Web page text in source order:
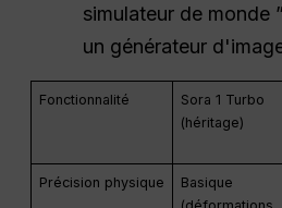
simulateur de monde
un générateur
Fonctionnalité
Sora 1 Turbo
(héritage)
Précision physique
Basique